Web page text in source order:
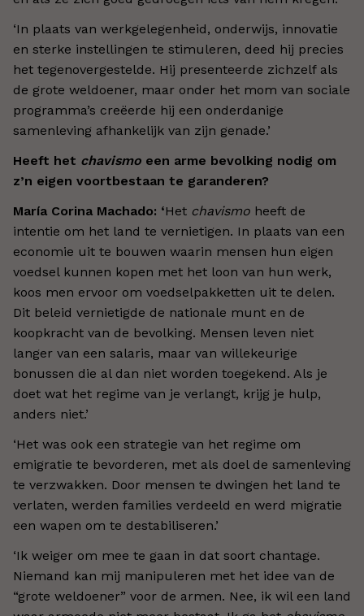
‘In plaats van werkgelegenheid, onderwijs, innovatie
en sterke instellingen te stimuleren, deed hij precies
het tegenovergestelde. Hij presenteerde zichzelf als
de grote weldoener, maar onder het mom van sociale
programma’s creëerde hij een onderdanige
samenleving afhankelijk van zijn genade.’
Heeft het chavismo een arme bevolking nodig om
z’n eigen voortbestaan te garanderen?
María Corina Machado: ‘Het chavismo heeft de
intentie om het land te vernietigen. In plaats van een
economie uit te bouwen waarin mensen hun eigen
voedsel kunnen kopen met het loon van hun werk,
koos men ervoor om voedselpakketten uit te delen.
Dit beleid vernietigde de nationale munt en de
koopkracht van de bevolking. Mensen leven niet
langer van een salaris, maar van willekeurige
bonussen die al dan niet worden toegekend. Als je
doet wat het regime van je verlangt, krijg je hulp,
anders niet.’
‘Het was ook een strategie van het regime om
emigratie te bevorderen, met als doel de samenleving
te verzwakken. Door mensen te dwingen het land te
verlaten, werden families verdeeld en werd migratie
een wapen om te destabiliseren.’
‘Ik weiger om mee te gaan in dat soort chantage.
Niemand kan mij manipuleren met het idee van de
“grote weldoener” voor de armen. Nee, ik wil een land